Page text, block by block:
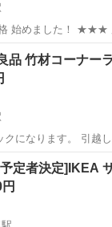
！ ★★★ 店頭ご購入の際に「ジ
ただくと、ジモテ
です。 是非、店頭に
馬替駅 テーブル
品 竹材コーナー
クになります。 引越
汚れはないです。 組
サイトを確認お願い
駅 テーブル 無
定者決定]IKEA